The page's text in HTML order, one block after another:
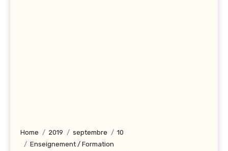
Home 2019 septembre
10
Enseignement / Formation